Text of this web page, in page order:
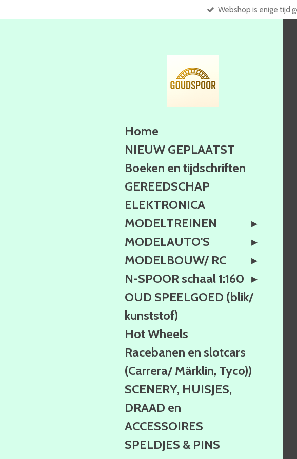
direct
Webshop is enige tijd
Home
NIEUW GEPLAATST
Boeken en tijdschriften
GEREEDSCHAP
ELEKTRONICA
MODELTREINEN
MODELAUTO'S
MODELBOUW/ RC
N-SPOOR schaal 1:160
OUD SPEELGOED (blik/
kunststof)
Hot Wheels
Racebanen en slotcars
(Carrera/ Märklin, Tyco))
SCENERY, HUISJES,
DRAAD en
ACCESSOIRES
SPELDJES & PINS